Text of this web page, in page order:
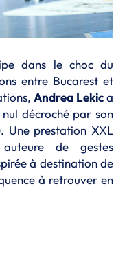
dans le choc du
entre Bucarest et
Andrea Lekica
décroché par son
Une prestation XXL
de gestes
à destination de
à retrouver en